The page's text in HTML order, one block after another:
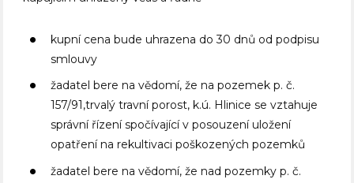
kupní cena bude uhrazena do 30 dnů od podpisu
smlouvy
žadatel bere na vědomí, že na pozemek p. č.
157/91,trvalý travní porost, k.ú. Hlinice se vztahuje
správní řízení spočívající v posouzení uložení
opatření na rekultivaci poškozených pozemků
žadatel bere na vědomí, že nad pozemky p. č.